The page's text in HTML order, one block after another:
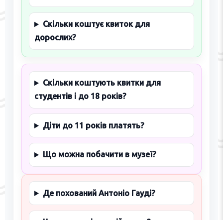
Скільки коштує квиток для
дорослих?
Скільки коштують квитки для
студентів і до 18 років?
Діти до 11 років платять?
Що можна побачити в музеї?
Де похований Антоніо Гауді?